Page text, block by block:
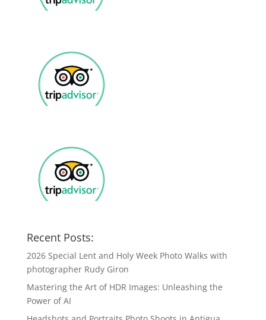
Recent Posts:
2026 Special Lent and Holy Week Photo Walks with
photographer Rudy Giron
Mastering the Art of HDR Images: Unleashing the
Power of AI